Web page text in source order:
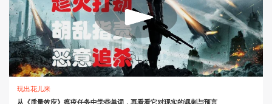
玩出花儿来
从《质量效应》瘟疫任务中学些单词，再看看它对现实的讽刺与预言